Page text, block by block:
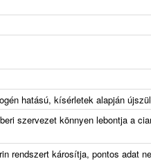
hatású, kísérletek alapján
szervezet könnyen lebontja a
rendszert károsítja, pontos adat